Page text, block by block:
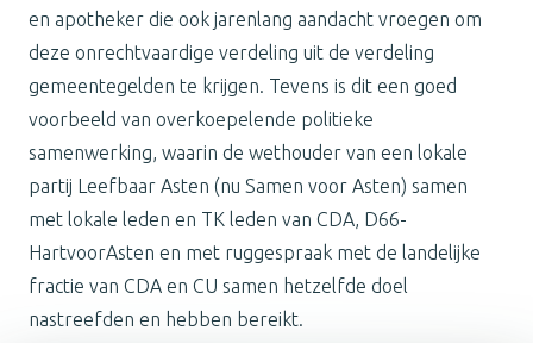
en apotheker die ook jarenlang aandacht vroegen om
deze onrechtvaardige verdeling uit de verdeling
gemeentegelden te krijgen. Tevens is dit een goed
voorbeeld van overkoepelende politieke
samenwerking, waarin de wethouder van een lokale
partij Leefbaar Asten (nu Samen voor Asten) samen
met lokale leden en TK leden van CDA, D66-
HartvoorAsten en met ruggespraak met de landelijke
fractie van CDA en CU samen hetzelfde doel
nastreefden en hebben bereikt.